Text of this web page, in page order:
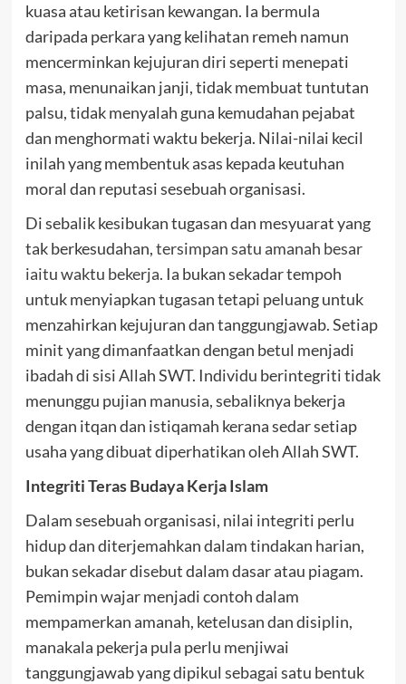
kuasa atau ketirisan kewangan. Ia bermula
daripada perkara yang kelihatan remeh namun
mencerminkan kejujuran diri seperti menepati
masa, menunaikan janji, tidak membuat tuntutan
palsu, tidak menyalah guna kemudahan pejabat
dan menghormati waktu bekerja. Nilai-nilai kecil
inilah yang membentuk asas kepada keutuhan
moral dan reputasi sesebuah organisasi.
Di sebalik kesibukan tugasan dan mesyuarat yang
tak berkesudahan,tersimpan satu amanah besar
iaitu waktu bekerja. Ia bukan sekadar tempoh
untuk menyiapkan tugasan tetapi peluang untuk
menzahirkan kejujuran dan tanggungjawab. Setiap
minit yang dimanfaatkan dengan betul menjadi
ibadah di sisi Allah SWT. Individu berintegriti tidak
menunggu pujian manusia, sebaliknya bekerja
dengan itqan dan istiqamah kerana sedar setiap
usaha yang dibuat diperhatikan oleh Allah SWT.
Integriti Teras Budaya Kerja Islam
Dalam sesebuah organisasi, nilai integriti perlu
hidup dan diterjemahkan dalam tindakan harian,
bukan sekadar disebut dalam dasar atau piagam.
Pemimpin wajar menjadi contoh dalam
mempamerkan amanah, ketelusan dan disiplin,
manakala pekerja pula perlu menjiwai
tanggungjawab yang dipikul sebagai satu bentuk